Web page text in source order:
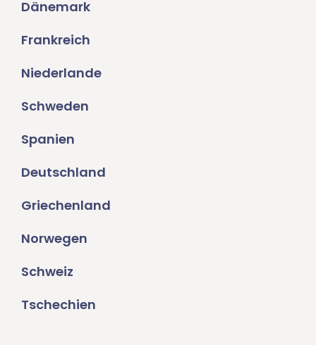
Dänemark
Frankreich
Niederlande
Schweden
Spanien
Deutschland
Griechenland
Norwegen
Schweiz
Tschechien